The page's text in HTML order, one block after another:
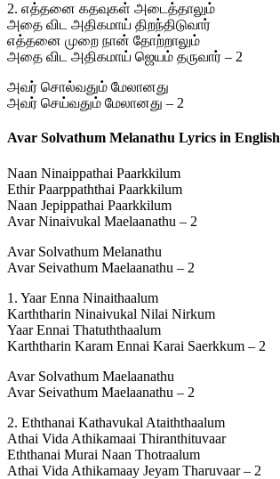
2. எத்தனை கதவுகள் அடைத்தாலும்
அதை விட அதிகமாய் திறந்திடுவார்
எத்தனை முறை நான் தோற்றாலும்
அதை விட அதிகமாய் ஜெயம் தருவார் – 2
அவர் சொல்வதும் மேலானது
அவர் செய்வதும் மேலானது – 2
Avar Solvathum Melanathu Lyrics in English
Naan Ninaippathai Paarkkilum
Ethir Paarppaththai Paarkkilum
Naan Jepippathai Paarkkilum
Avar Ninaivukal Maelaanathu – 2
Avar Solvathum Melanathu
Avar Seivathum Maelaanathu – 2
1. Yaar Enna Ninaithaalum
Karththarin Ninaivukal Nilai Nirkum
Yaar Ennai Thatuththaalum
Karththarin Karam Ennai Karai Saerkkum – 2
Avar Solvathum Maelaanathu
Avar Seivathum Maelaanathu – 2
2. Eththanai Kathavukal Ataiththaalum
Athai Vida Athikamaai Thiranthituvaar
Eththanai Murai Naan Thotraalum
Athai Vida Athikamaay Jeyam Tharuvaar – 2